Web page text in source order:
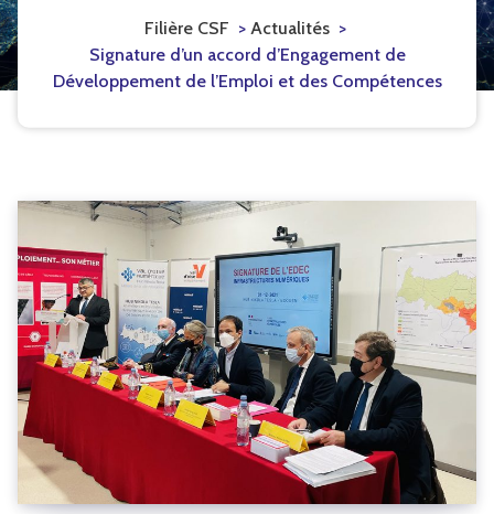
Filière CSF > Actualités>
Signature d’un accord d’Engagement de
Développement de l’Emploi et des Compétences